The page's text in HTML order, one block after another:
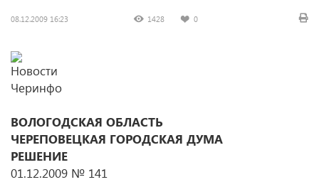
08.12.2009 16:23 1428 0
ВОЛОГОДСКАЯ ОБЛАСТЬ
ЧЕРЕПОВЕЦКАЯ ГОРОДСКАЯ ДУМА
РЕШЕНИЕ
01.12.2009 № 141